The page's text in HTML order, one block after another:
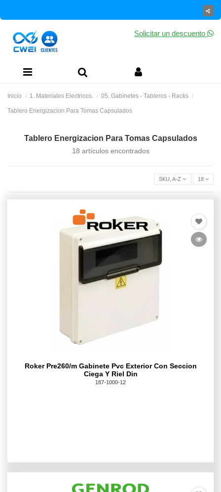
Solicitar un descuento
Inicio 1. Materiales Electricos. 05. Gabinetes - Tableros - Racks
Tablero Energizacion Para Tomas Capsulados
Tablero Energizacion Para Tomas Capsulados
18 artículos encontrados
SKU, A-Z
Roker Pre260/m Gabinete Pvc Exterior Con Seccion
Ciega Y Riel Din
187-1000-12